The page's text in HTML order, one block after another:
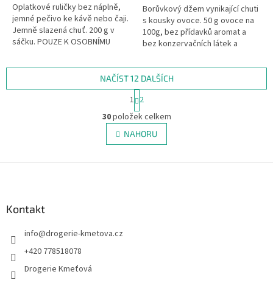
Oplatkové ruličky bez náplně,
jemné pečivo ke kávě nebo čaji.
Jemně slazená chuť. 200 g v
sáčku. POUZE K OSOBNÍMU
Borůvkový džem vynikající chuti
s kousky ovoce. 50 g ovoce na
100g, bez přídavků aromat a
bez konzervačních látek a
O
v
l
á
NAČÍST 12 DALŠÍCH
S
t
r
á
n
k
v
1 2
30položek celkem
NAHORU
Kontakt
info@drogerie-kmetova.cz
+420 778518078
Drogerie Kmeťová